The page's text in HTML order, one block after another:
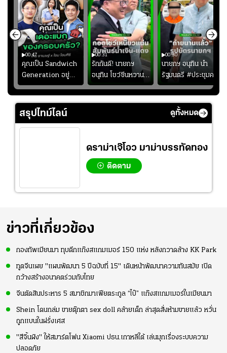
00:47
คุณเป็น Sandwich
Generation อยู่
หรือเปล่า?
00:31
รักกันดี! นายกฯ
อนุทิน โชว์ซีนหวาน
โอบกอด “จุลพันธ์”
รมว.แรงงาน และ
00:30
นายกฯ อนุทิน นำ
รัฐมนตรี #ประชุมค
รม ตอบสั้นๆ หลังผู้
สื่อข่าวถามปมข้อมูล
ราชการรั่วไหล “ถ่าย
สรุปไทม์ไลน์ ดูทั้งหมด
ดราม่าเจ๊โอว มาม่าบรรทัดทอง
ติดตาม
ข่าวที่เกี่ยวข้อง
กองทัพเมียนมา ทุบตึกแก๊งสแกมเมอร์ 150 แห่ง หลังกวาดล้าง KK Park
ทูตจีนเผย "แผนพัฒนา 5 ปีฉบับที่ 15" เดินหน้าพัฒนาความทันสมัย เปิด
กว้างสร้างอนาคตร่วมกับไทย
จีนตัดสินประหาร 5 สมาชิกมาเฟียตระกูล “ไป๋” แก๊งสแกมเมอร์ในเมียนมา
Shein โดนถล่ม ขายตุ๊กตา sex doll คล้ายเด็ก ล่าสุดสั่งห้ามขายแล้ว หวั่น
ถูกแบนในฝรั่งเศส
"สีจิ้นผิง" ให้สมาร์ตโฟน Xiaomi ปธน.เกาหลีใต้ เล่นมุกเรื่องระบบความ
ปลอดภัย